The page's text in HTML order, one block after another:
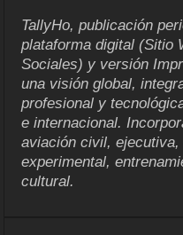
TallyHo, publicación
plataforma digital (Sitio
Sociales) y versión
una visión global,
profesional y
e internacional.
aviación civil,
experimental,
cultural.